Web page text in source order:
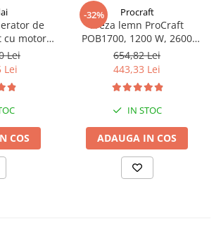
de
cu motor
12 CP,
7.9 kVA,
220 V +
Lei
Lei
COS
-32% Procraft
Freza lemn ProCraft
POB1700, 1200 W, 2600
Rpm cu 12 freze pentru
lemn incluse in pachet
654,82 Lei
443,33 Lei
IN STOC
ADAUGA IN COS